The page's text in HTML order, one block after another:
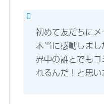
初めて友だちにメ
本当に感動しま
界中の誰とでも
れるんだ！と思い